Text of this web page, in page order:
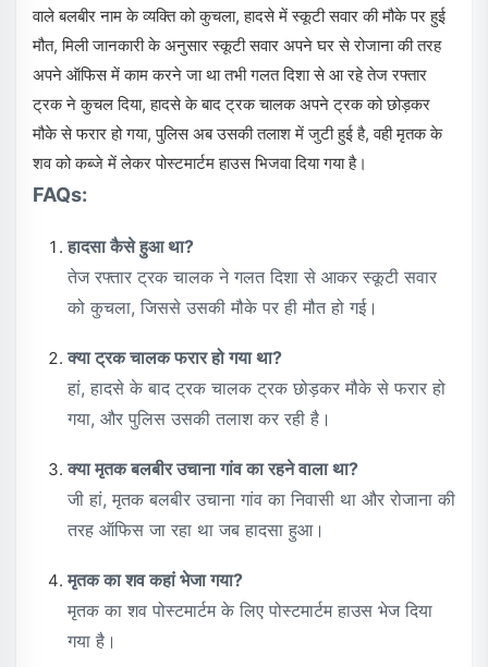
वाले बलबीर नाम के व्यक्ति को कुचला, हादसे में स्कूटी सवार की मौके पर हुई
मौत, मिली जानकारी के अनुसार स्कूटी सवार अपने घर से रोजाना की तरह
अपने ऑफिस में काम करने जा था तभी गलत दिशा से आ रहे तेज रफ्तार
ट्रक ने कुचल दिया, हादसे के बाद ट्रक चालक अपने ट्रक को छोड़कर
मौके से फरार हो गया, पुलिस अब उसकी तलाश में जुटी हुई है, वही मृतक के
शव को कब्जे में लेकर पोस्टमार्टम हाउस भिजवा दिया गया है।
FAQs:
हादसा कैसे हुआ था?
तेज रफ्तार ट्रक चालक ने गलत दिशा से आकर स्कूटी सवार
को कुचला, जिससे उसकी मौके पर ही मौत हो गई।
क्या ट्रक चालक फरार हो गया था?
हां, हादसे के बाद ट्रक चालक ट्रक छोड़कर मौके से फरार हो
गया, और पुलिस उसकी तलाश कर रही है।
क्या मृतक बलबीर उचाना गांव का रहने वाला था?
जी हां, मृतक बलबीर उचाना गांव का निवासी था और रोजाना की
तरह ऑफिस जा रहा था जब हादसा हुआ।
मृतक का शव कहां भेजा गया?
मृतक का शव पोस्टमार्टम के लिए पोस्टमार्टम हाउस भेज दिया
गया है।